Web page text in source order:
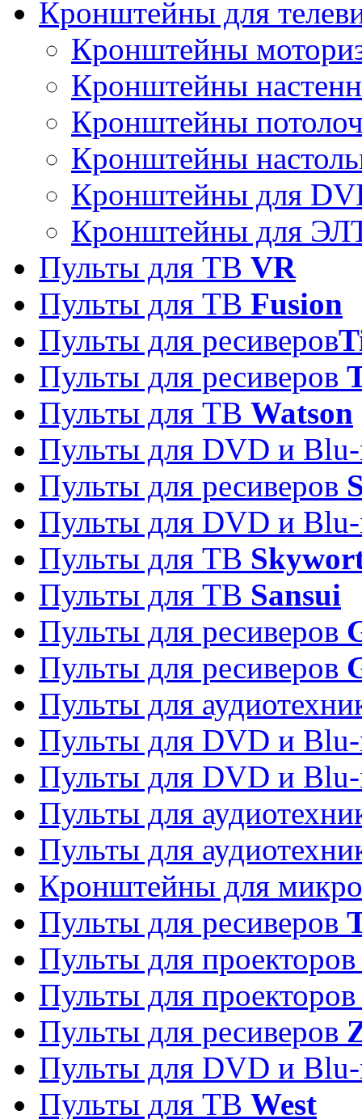
Кронштейны для
Кронштейны
Кронштейны
Кронштейны
Кронштейны
Кронштейны для
Кронштейны для
Пульты для ТВ VR
Пульты для ТВ Fusion
Пульты для ресиверов
Пульты для ресиверов
Пульты для ТВ Watson
Пульты для DVD и
Пульты для ресиверов
Пульты для DVD и
Пульты для ТВ
Пульты для ТВ Sansui
Пульты для ресиверов
Пульты для ресиверов
Пульты для
Пульты для DVD и
Пульты для DVD и
Пульты для
Пульты для
Кронштейны для
Пульты для ресиверов
Пульты для
Пульты для
Пульты для ресиверов
Пульты для DVD и
Пульты для ТВ West